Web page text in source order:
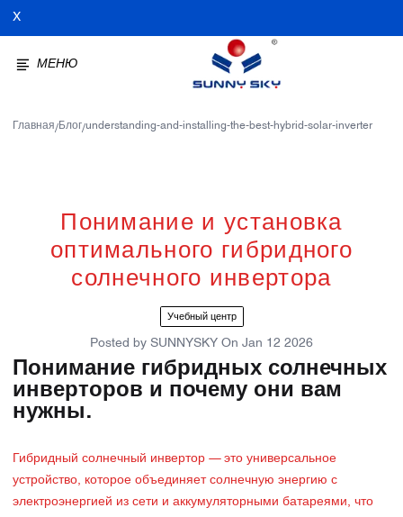
X
МЕНЮ
Главная/Блог/understanding-and-installing-the-best-hybrid-solar-inverter
Понимание и установка
оптимального гибридного
солнечного инвертора
Учебный центр
Posted by SUNNYSKY On Jan 12 2026
Понимание гибридных солнечных
инверторов и почему они вам
нужны.
Гибридный солнечный инвертор — это универсальное
устройство, которое объединяет солнечную энергию с
электроэнергией из сети и аккумуляторными батареями, что